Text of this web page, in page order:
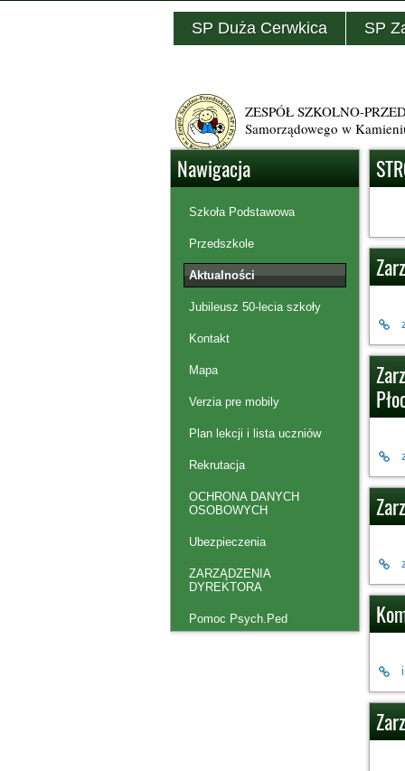
ZESPÓŁ SZKOLNO-
Samorządowego w
SP Duża Cerwkica SP
Nawigacja
Szkoła Podstawowa
Przedszkole
Aktualności
Jubileusz 50-lecia szkoły
Kontakt
Mapa
Verzia pre mobily
Plan lekcji i lista uczniów
Rekrutacja
OCHRONA DANYCH
OSOBOWYCH
Ubezpieczenia
ZARZĄDZENIA
DYREKTORA
Pomoc Psych.Ped